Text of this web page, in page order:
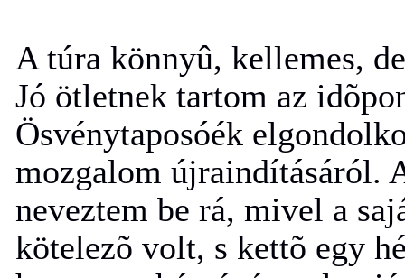
A túra könnyû, kellemes,
Jó ötletnek tartom az
Ösvénytaposóék
mozgalom újraindításáról.
neveztem be rá, mivel a
kötelezõ volt, s kettõ egy